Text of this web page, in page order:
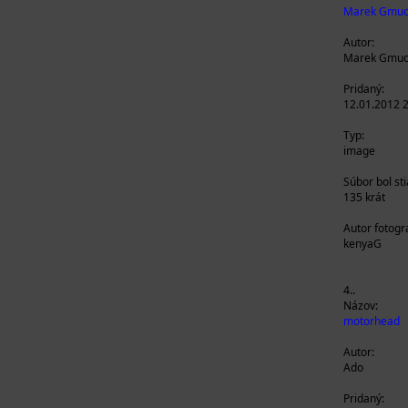
Marek
Autor:
Marek
Pridaný:
12.01.2012
Typ:
image
Súbor bol
135 krát
Autor
kenyaG
4..
Názov:
motorhead
Autor:
Ado
Pridaný: